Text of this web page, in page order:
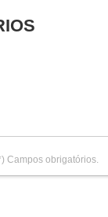
Campos obrigatórios.